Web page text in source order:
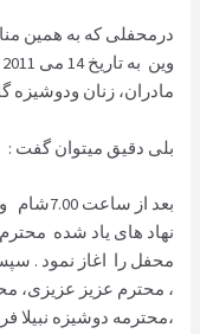
درمحفلی که به همين
مادران، زنان ودوشيزه
بلی دقیق میتوان گفت :
بعد از
نهاد های یاد شده
محفل را اغاز نمود .
، محترم عزیز عزیزی،
،محترمه دوشیزه نبیلا